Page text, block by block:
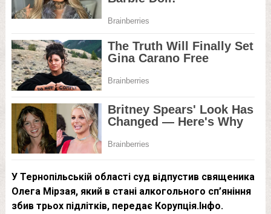
У Тернопільській області суд відпустив священика
Олега Мірзая, який в стані алкогольного сп’яніння
збив трьох підлітків, передає Корупція.Інфо.